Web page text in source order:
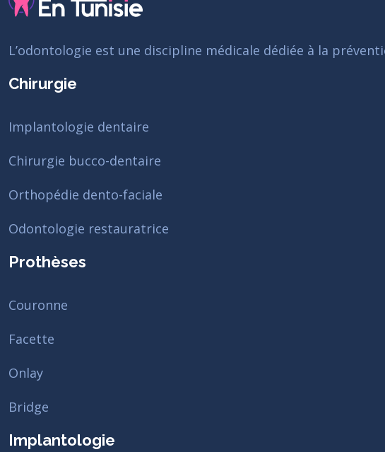
L’odontologie est une discipline médicale dédiée à la
Chirurgie
Implantologie dentaire
Chirurgie bucco-dentaire
Orthopédie dento-faciale
Odontologie restauratrice
Prothèses
Couronne
Facette
Onlay
Bridge
Implantologie